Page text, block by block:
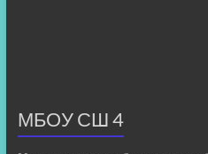
МБОУ СШ 4